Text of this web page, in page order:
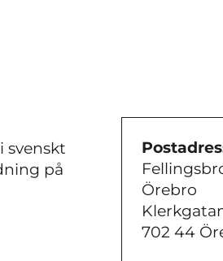
svenskt
på
Örebro
702 44